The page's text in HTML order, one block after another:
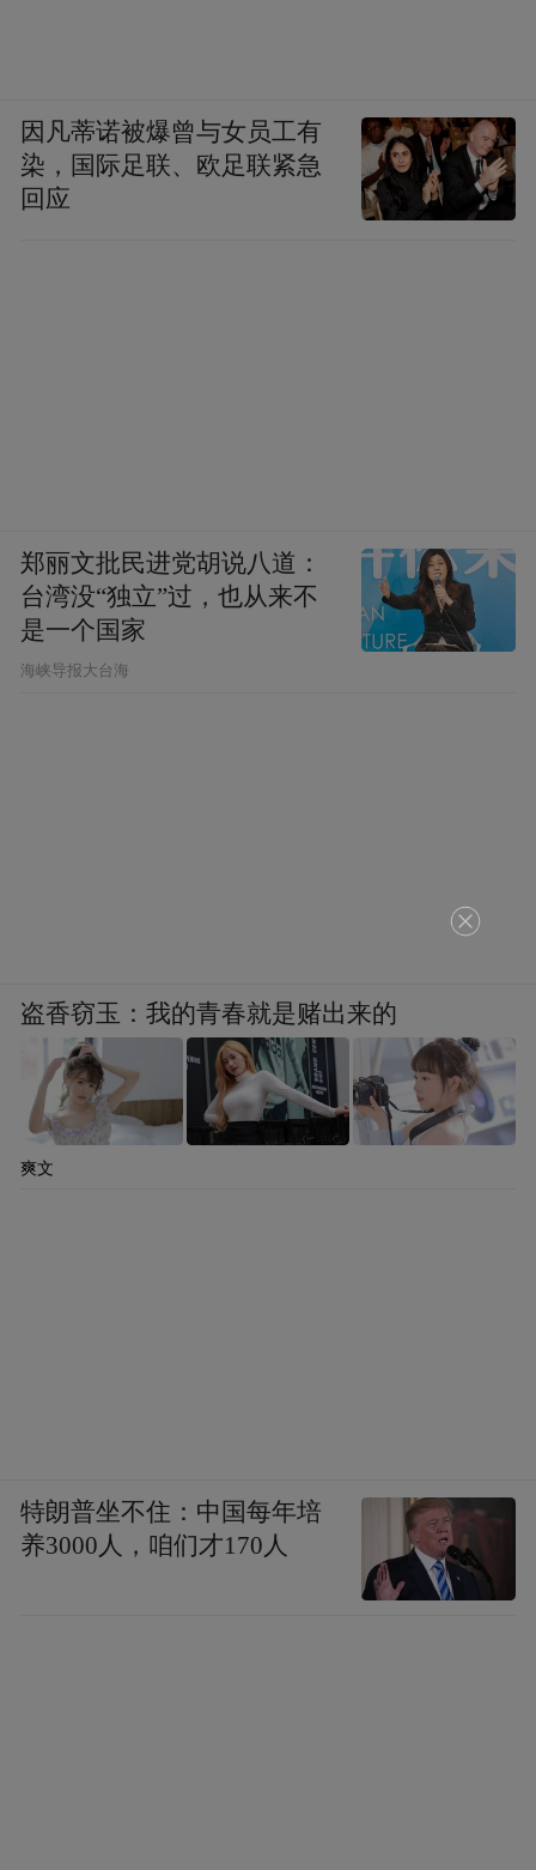
因凡蒂诺被爆曾与女员工有
染，国际足联、欧足联紧急
回应
郑丽文批民进党胡说八道：
台湾没“独立”过，也从来不
是一个国家
​海峡导报大台海
盗香窃玉：我的青春就是赌出来的
爽文
特朗普坐不住：中国每年培
养3000人，咱们才170人